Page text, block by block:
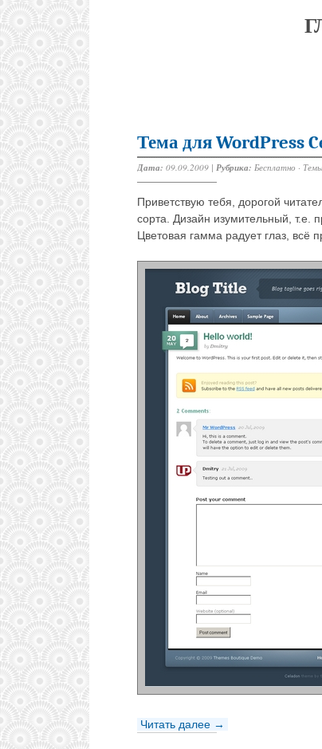
Тема для WordPress
Дата: 09.09.2009 | Рубрика: Бесплатно · Темы
Приветствую тебя, дорогой
сорта. Дизайн изумительный, т.е.
Цветовая гамма радует глаз, всё
Читать далее →